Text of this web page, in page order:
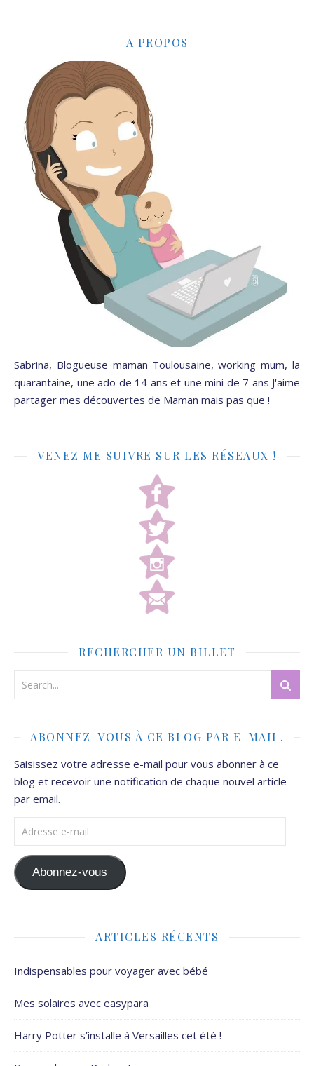
A PROPOS
Sabrina, Blogueuse maman Toulousaine, working mum, la
quarantaine, une ado de 14 ans et une mini de 7 ans J'aime
partager mes découvertes de Maman mais pas que !
VENEZ ME SUIVRE SUR LES RÉSEAUX !
RECHERCHER UN BILLET
ABONNEZ-VOUS À CE BLOG PAR E-MAIL.
Saisissez votre adresse e-mail pour vous abonner à ce
blog et recevoir une notification de chaque nouvel article
par email.
Adresse e-mail
Abonnez-vous
ARTICLES RÉCENTS
Indispensables pour voyager avec bébé
Mes solaires avec easypara
Harry Potter s’installe à Versailles cet été !